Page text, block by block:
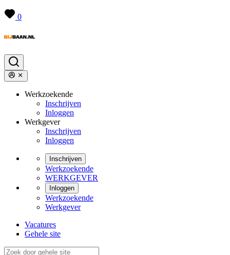
0
Werkzoekende
Inschrijven
Inloggen
Werkgever
Inschrijven
Inloggen
Inschrijven
Werkzoekende
WERKGEVER
Inloggen
Werkzoekende
Werkgever
Vacatures
Gehele site